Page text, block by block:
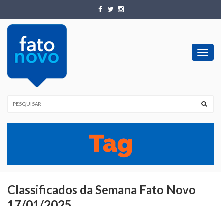
Classificados da Semana Fato Novo